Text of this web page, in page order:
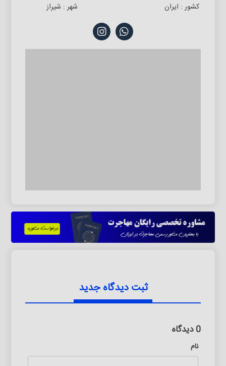
کشور : ایران شهر : شیراز
ثبت دیدگاه جدید
0 دیدگاه
نام